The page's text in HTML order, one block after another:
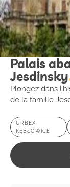
Palais
Jesdinsky
Plongez dans
de la famille
s’être arrêté,
URBEX
KĘBŁOWICE